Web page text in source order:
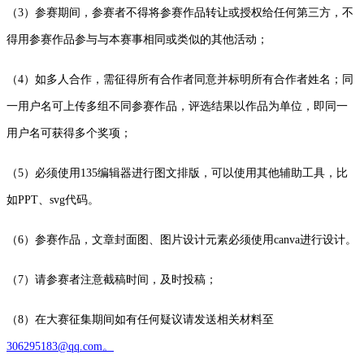
（3）参赛期间，参赛者不得将参赛作品转让或授权给任何第三方，不
得用参赛作品参与与本赛事相同或类似的其他活动；
（4）如多人合作，需征得所有合作者同意并标明所有合作者姓名；同
一用户名可上传多组不同参赛作品，评选结果以作品为单位，即同一
用户名可获得多个奖项；
（5）必须使用135编辑器进行图文排版，可以使用其他辅助工具，比
如PPT、svg代码。
（6）参赛作品，文章封面图、图片设计元素必须使用canva进行设计。
（7）请参赛者注意截稿时间，及时投稿；
（8）在大赛征集期间如有任何疑议请发送相关材料至
306295183@qq.com。